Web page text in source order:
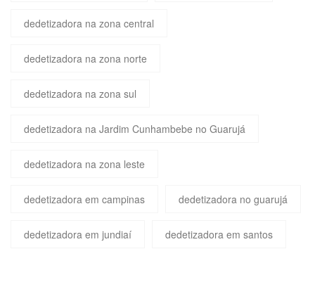
dedetizadora na zona central
dedetizadora na zona norte
dedetizadora na zona sul
dedetizadora na Jardim Cunhambebe no Guarujá
dedetizadora na zona leste
dedetizadora em campinas dedetizadora no guarujá
dedetizadora em jundiaí dedetizadora em santos